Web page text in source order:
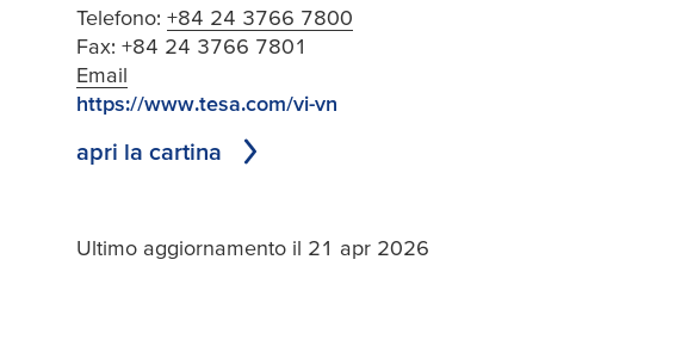
Telefono: +84 24 3766 7800
Fax: +84 24 3766 7801
Email
https://www.tesa.com/vi-vn
apri la cartina
Ultimo aggiornamento il 21 apr 2026